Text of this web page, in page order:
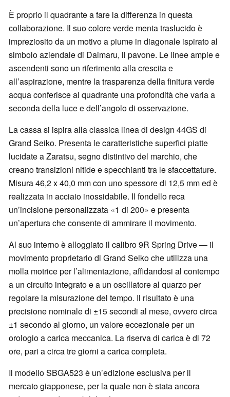
È proprio il quadrante a fare la differenza in questa
collaborazione. Il suo colore verde menta traslucido è
impreziosito da un motivo a piume in diagonale ispirato al
simbolo aziendale di Daimaru, il pavone. Le linee ampie e
ascendenti sono un riferimento alla crescita e
all’aspirazione, mentre la trasparenza della finitura verde
acqua conferisce al quadrante una profondità che varia a
seconda della luce e dell’angolo di osservazione.
La cassa si ispira alla classica linea di design 44GS di
Grand Seiko. Presenta le caratteristiche superfici piatte
lucidate a Zaratsu, segno distintivo del marchio, che
creano transizioni nitide e specchianti tra le sfaccettature.
Misura 46,2 x 40,0 mm con uno spessore di 12,5 mm ed è
realizzata in acciaio inossidabile. Il fondello reca
un’incisione personalizzata «1 di 200» e presenta
un’apertura che consente di ammirare il movimento.
Al suo interno è alloggiato il calibro 9R Spring Drive — il
movimento proprietario di Grand Seiko che utilizza una
molla motrice per l’alimentazione, affidandosi al contempo
a un circuito integrato e a un oscillatore al quarzo per
regolare la misurazione del tempo. Il risultato è una
precisione nominale di ±15 secondi al mese, ovvero circa
±1 secondo al giorno, un valore eccezionale per un
orologio a carica meccanica. La riserva di carica è di 72
ore, pari a circa tre giorni a carica completa.
Il modello SBGA523 è un’edizione esclusiva per il
mercato giapponese, per la quale non è stata ancora